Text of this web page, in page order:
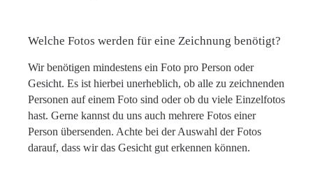
Welche Fotos werden für eine Zeichnung benötigt?
Wir benötigen mindestens ein Foto pro Person oder
Gesicht. Es ist hierbei unerheblich, ob alle zu zeichnenden
Personen auf einem Foto sind oder ob du viele Einzelfotos
hast. Gerne kannst du uns auch mehrere Fotos einer
Person übersenden. Achte bei der Auswahl der Fotos
darauf, dass wir das Gesicht gut erkennen können.